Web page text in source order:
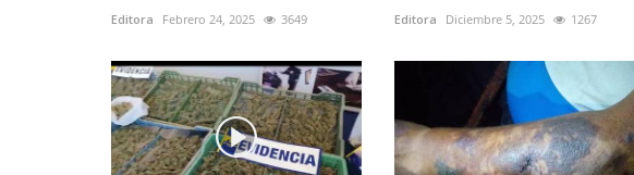
Editora Febrero 24, 2025 3649 Editora Diciembre 5, 2025 1267